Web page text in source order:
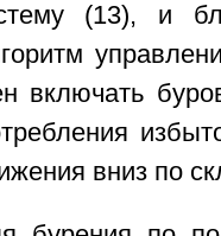
(13), и
включать
вниз по